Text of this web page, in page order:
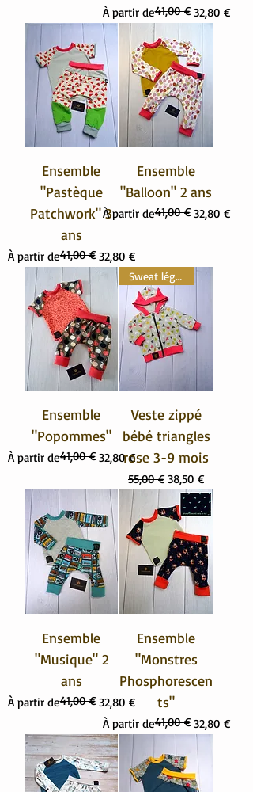
À partir de
Prix original41,00 € 32,80 €
Prix promotionnel
Ensemble
"Pastèque
Patchwork" 3
ans
À partir de
Prix original41,00 € 32,80 €
Prix promotionnel
Ensemble
"Balloon" 2 ans
À partir de
Prix original41,00 € 32,80 €
Prix promotionnel
Ensemble
"Popommes"
À partir de
Prix original41,00 € 32,80 €
Prix promotionnel
Sweat léger
Veste zippé
bébé triangles
rose 3-9 mois
Prix original
55,00 € Prix promotionnel
38,50 €
Ensemble
"Musique" 2
ans
À partir de
Prix original41,00 € 32,80 €
Prix promotionnel
Ensemble
"Monstres
Phosphorescen
ts"
À partir de
Prix original41,00 € 32,80 €
Prix promotionnel